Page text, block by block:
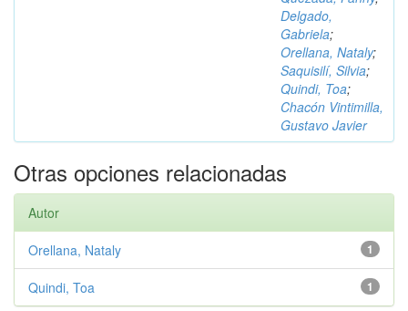
Delgado,
Gabriela;
Orellana, Nataly;
Saquisilí, Silvia;
Quindi, Toa;
Chacón Vintimilla,
Gustavo Javier
Otras opciones relacionadas
Autor
1
Orellana, Nataly
1
Quindi, Toa